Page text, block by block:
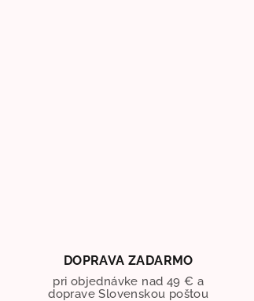
DOPRAVA ZADARMO
pri objednávke nad 49 € a
doprave Slovenskou poštou